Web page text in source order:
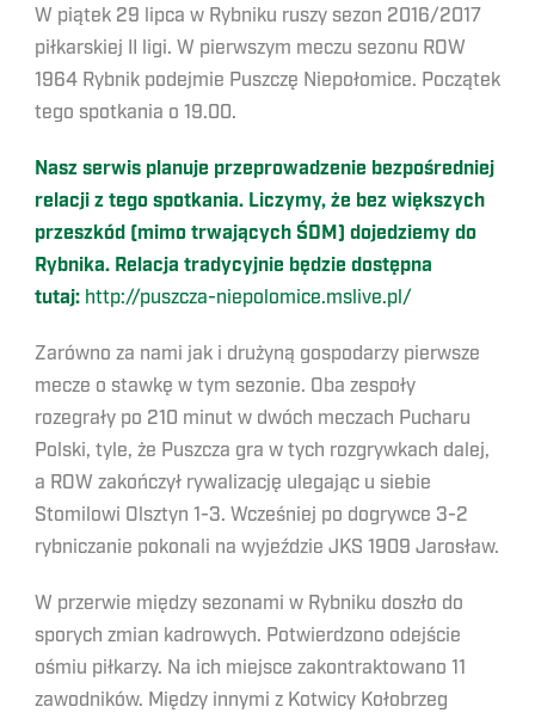
W piątek 29 lipca w Rybniku ruszy sezon 2016/2017
piłkarskiej II ligi. W pierwszym meczu sezonu ROW
1964 Rybnik podejmie Puszczę Niepołomice. Początek
tego spotkania o 19.00.
Nasz serwis planuje przeprowadzenie bezpośredniej
relacji z tego spotkania. Liczymy, że bez większych
przeszkód (mimo trwających ŚDM) dojedziemy do
Rybnika. Relacja tradycyjnie będzie dostępna
tutaj: http://puszcza-niepolomice.mslive.pl/
Zarówno za nami jak i drużyną gospodarzy pierwsze
mecze o stawkę w tym sezonie. Oba zespoły
rozegrały po 210 minut w dwóch meczach Pucharu
Polski, tyle, że Puszcza gra w tych rozgrywkach dalej,
a ROW zakończył rywalizację ulegając u siebie
Stomilowi Olsztyn 1-3. Wcześniej po dogrywce 3-2
rybniczanie pokonali na wyjeździe JKS 1909 Jarosław.
W przerwie między sezonami w Rybniku doszło do
sporych zmian kadrowych. Potwierdzono odejście
ośmiu piłkarzy. Na ich miejsce zakontraktowano 11
zawodników. Między innymi z Kotwicy Kołobrzeg